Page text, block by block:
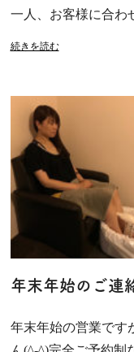
一人、お客様に合わ
続きを読む
年末年始のご連
年末年始の営業です